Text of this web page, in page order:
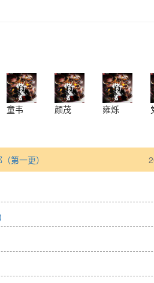
童韦 颜茂 雍烁
第一更）